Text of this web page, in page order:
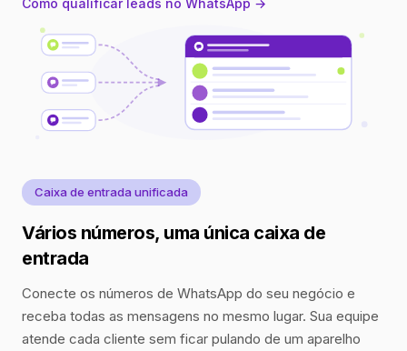
Como qualificar leads no WhatsApp →
Caixa de entrada unificada
Vários números, uma única caixa de
entrada
Conecte os números de WhatsApp do seu negócio e
receba todas as mensagens no mesmo lugar. Sua equipe
atende cada cliente sem ficar pulando de um aparelho